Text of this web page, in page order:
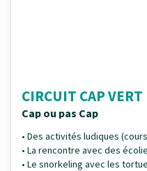
CIRCUIT CAP VERT
Cap ou pas Cap
• Des activités ludiques
• La rencontre avec des
• Le snorkeling avec les